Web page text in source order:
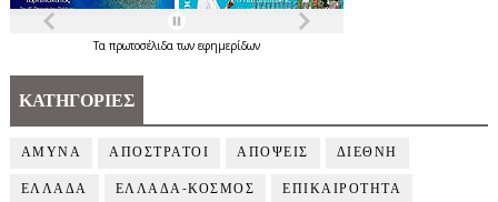
Τα πρωτοσέλιδατων εφημερίδων
ΚΑΤΗΓΟΡΙΕΣ
ΑΜΥΝΑ ΑΠΟΣΤΡΑΤΟΙ ΑΠΟΨΕΙΣ ΔΙΕΘΝΗ
ΕΛΛΑΔΑ ΕΛΛΑΔΑ-ΚΟΣΜΟΣ ΕΠΙΚΑΙΡΟΤΗΤΑ